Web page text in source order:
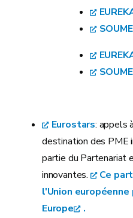
Eurostars: appels
destination des PME
partie du Partenariat
innovantes.
Ce
l'Union
Europe
.